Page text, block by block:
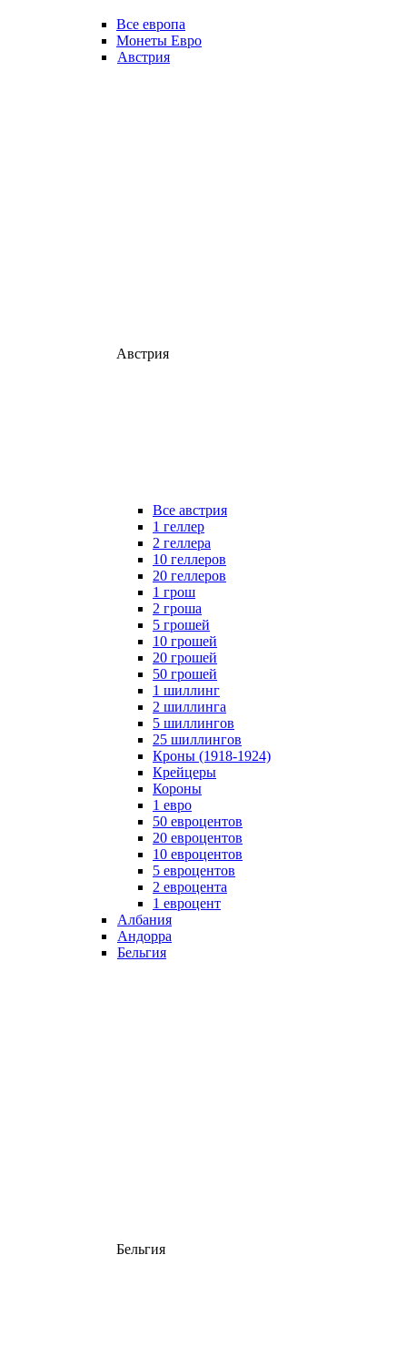
Все европа
Монеты Евро
Австрия
Австрия
Все австрия
1 геллер
2 геллера
10 геллеров
20 геллеров
1 грош
2 гроша
5 грошей
10 грошей
20 грошей
50 грошей
1 шиллинг
2 шиллинга
5 шиллингов
25 шиллингов
Кроны (1918-1924)
Крейцеры
Короны
1 евро
50 евроцентов
20 евроцентов
10 евроцентов
5 евроцентов
2 евроцента
1 евроцент
Албания
Андорра
Бельгия
Бельгия